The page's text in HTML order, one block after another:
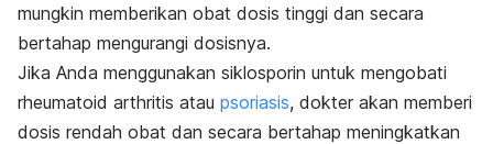
mungkin memberikan obat dosis tinggi dan secara
bertahap mengurangi dosisnya.
Jika Anda menggunakan siklosporin untuk mengobati
rheumatoid arthritis atau psoriasis, dokter akan memberi
dosis rendah obat dan secara bertahap meningkatkan